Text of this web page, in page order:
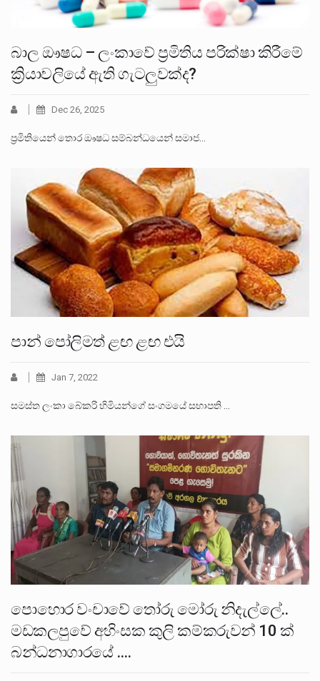
බාල ඖෂධ – ලංකාවේ ප්‍රමිතිය පරික්ෂා කිරීමේ
ක්‍රියාවලියේ ඇති ගැටලුවක්ද?
Dec 26, 2025
ප්‍රමිතියෙන් තොර ඖෂධ සම්බන්ධයෙන් සමාජ…
පාන් පෝලිමත් ළඟ ළඟ එයි
Jan 7, 2022
සමස්ත ලංකා බේකරි හිමියන්ගේ සංගමයේ සභාපති …
පොහොර වංචාවේ තෝරු මෝරු නිදැල්ලේ..
මඩකලපුවේ අහිංසක කුලි කම්කරුවන් 10 ක්
බන්ධනාගාරයේ ….